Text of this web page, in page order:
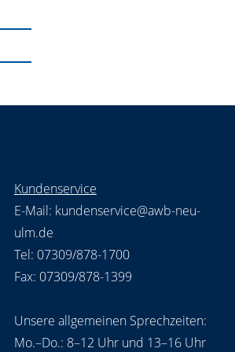
Kundenservice
E-Mail: kundenservice@awb-neu-
ulm.de
Tel: 07309/878-1700
Fax: 07309/878-1399
Unsere allgemeinen Sprechzeiten:
Mo.–Do.: 8–12 Uhr und 13–16 Uhr